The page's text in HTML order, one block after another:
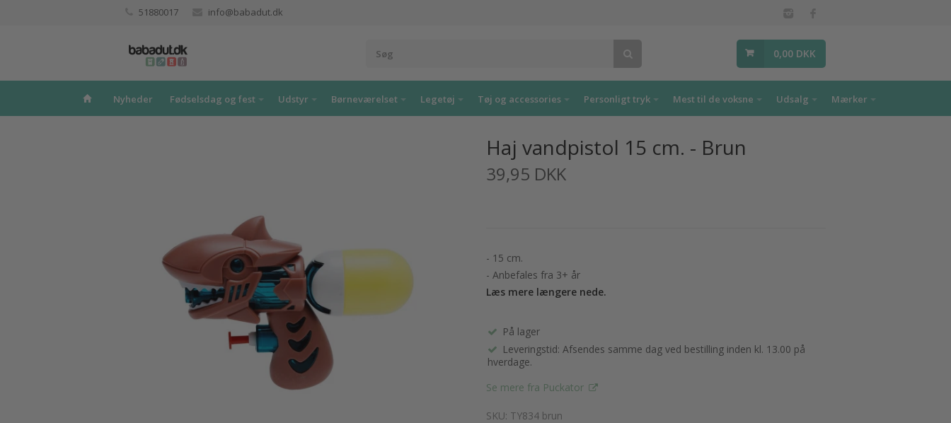
51880017 info@babadut.dk
0,00 DKK
Nyheder Fødselsdag og fest Udstyr Børneværelset Legetøj Tøj og accessories Personligt tryk Mest til de voksne Udsalg Mærker
Haj vandpistol 15 cm. - Brun
39,95 DKK
- 15 cm.
- Anbefales fra 3+ år
Læs mere længere nede.
På lager
Leveringstid: Afsendes samme dag ved bestilling inden kl. 13.00 på
hverdage.
Se mere fra Puckator
SKU: TY834 brun